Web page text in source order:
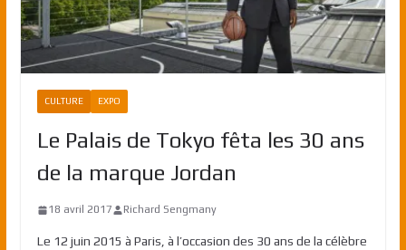
CULTURE EXPO
Le Palais de Tokyo fêta les 30 ans
de la marque Jordan
18 avril 2017 Richard Sengmany
Le 12 juin 2015 à Paris, à l’occasion des 30 ans de la célèbre